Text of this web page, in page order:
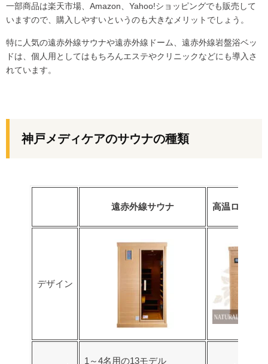
一部商品は楽天市場、Amazon、Yahoo!ショッピングでも販売して
いますので、購入しやすいというのも大きなメリットでしょう。
特に人気の遠赤外線サウナや遠赤外線ドーム、遠赤外線岩盤浴ベッ
ドは、個人用としてはもちろんエステやクリニックなどにも導入さ
れています。
神戸メディケアのサウナの種類
遠赤外線サウナ 高温ロウリ
デザイン
1～4名用の13モデル